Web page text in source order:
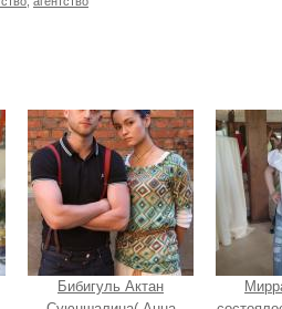
Бибигуль Актан